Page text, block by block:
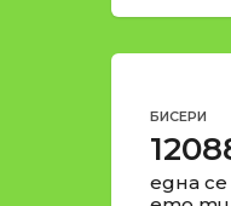
БИСЕРИ
една